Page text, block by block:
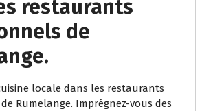
restaurants
de
locale dans les restaurants
Rumelange. Imprégnez-vous des